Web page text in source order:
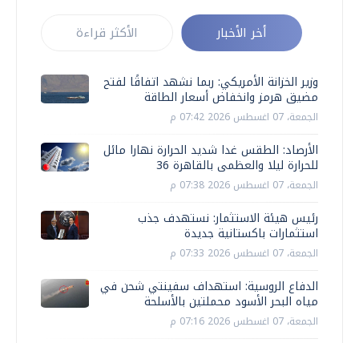
أخر الأخبار الأكثر قراءة
وزير الخزانة الأمريكي: ربما نشهد اتفاقًا لفتح
مضيق هرمز وانخفاض أسعار الطاقة
الجمعة، 07 اغسطس 2026 07:42 م
الأرصاد: الطقس غدا شديد الحرارة نهارا مائل
للحرارة ليلا والعظمى بالقاهرة 36
الجمعة، 07 اغسطس 2026 07:38 م
رئيس هيئة الاستثمار: نستهدف جذب
استثمارات باكستانية جديدة
الجمعة، 07 اغسطس 2026 07:33 م
الدفاع الروسية: استهداف سفينتي شحن في
مياه البحر الأسود محملتين بالأسلحة
الجمعة، 07 اغسطس 2026 07:16 م